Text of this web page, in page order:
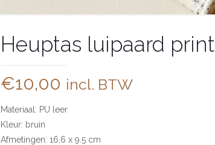
Heuptas luipaard print
€10,00 incl. BTW
Materiaal: PU leer
Kleur: bruin
Afmetingen: 16,6 x 9.5 cm